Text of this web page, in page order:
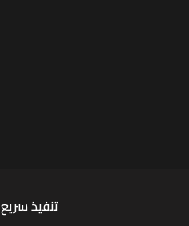
تنفيذ سريع